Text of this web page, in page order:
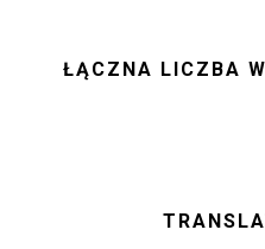
ŁĄCZNA LICZBA